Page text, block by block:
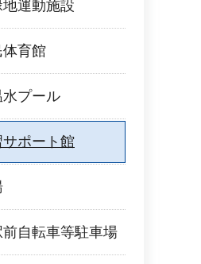
運動施設
育館
プール
ポート館
自転車等駐車場